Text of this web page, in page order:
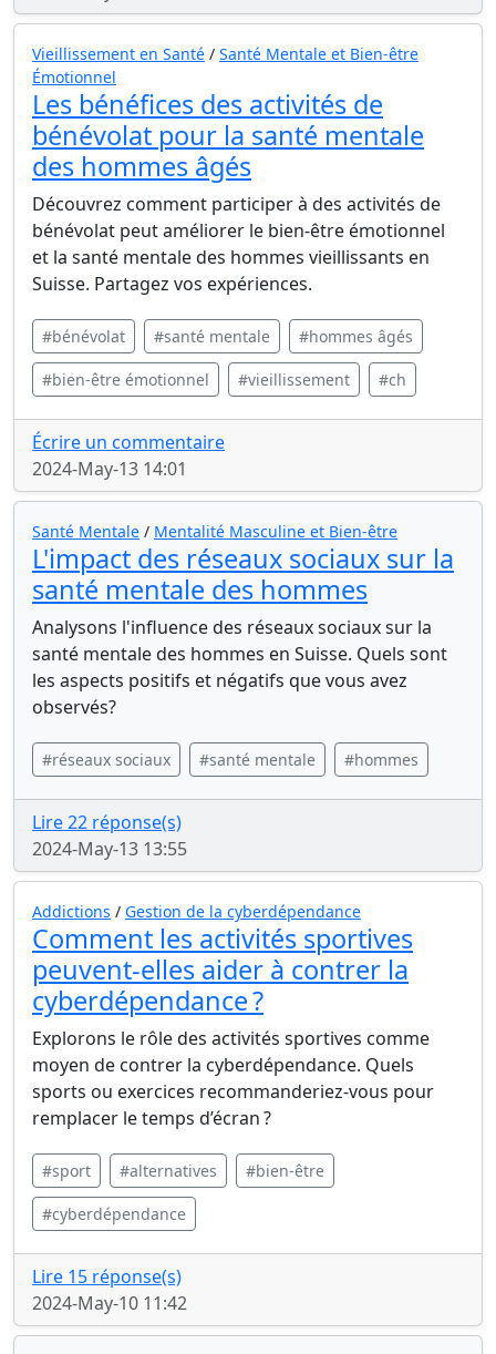
Vieillissement en Santé / Santé Mentale et Bien-être
Émotionnel
Les bénéfices des activités de
bénévolat pour la santé mentale
des hommes âgés
Découvrez comment participer à des activités de
bénévolat peut améliorer le bien-être émotionnel
et la santé mentale des hommes vieillissants en
Suisse. Partagez vos expériences.
#bénévolat #santé mentale #hommes âgés
#bien-être émotionnel #vieillissement #ch
Écrire un commentaire
2024-May-13 14:01
Santé Mentale / Mentalité Masculine et Bien-être
L'impact des réseaux sociaux sur la
santé mentale des hommes
Analysons l'influence des réseaux sociaux sur la
santé mentale des hommes en Suisse. Quels sont
les aspects positifs et négatifs que vous avez
observés?
#réseaux sociaux #santé mentale #hommes
Lire 22 réponse(s)
2024-May-13 13:55
Addictions / Gestion de la cyberdépendance
Comment les activités sportives
peuvent-elles aider à contrer la
cyberdépendance ?
Explorons le rôle des activités sportives comme
moyen de contrer la cyberdépendance. Quels
sports ou exercices recommanderiez-vous pour
remplacer le temps d’écran ?
#sport #alternatives #bien-être
#cyberdépendance
Lire 15 réponse(s)
2024-May-10 11:42